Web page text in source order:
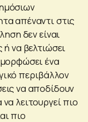
απέναντι στις
δεν είναι
ή να βελτιώσει
ένα
περιβάλλον
να αποδίδουν
λειτουργεί πιο
πιο